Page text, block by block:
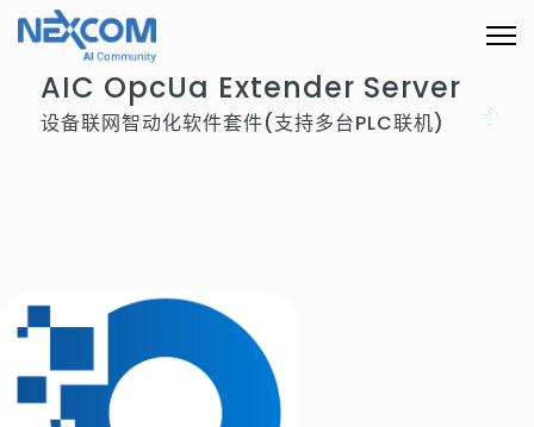
AIC OpcUa Extender Server
设备联网智动化软件套件(支持多台PLC联机)